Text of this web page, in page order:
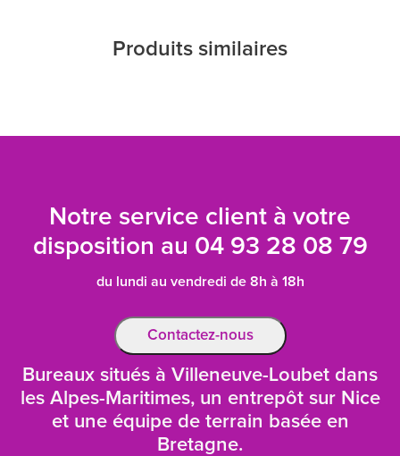
Produits similaires
Notre service client à votre
disposition au 04 93 28 08 79
du lundi au vendredi de 8h à 18h
Contactez-nous
Bureaux situés à Villeneuve-Loubet dans
les Alpes-Maritimes, un entrepôt sur Nice
et une équipe de terrain basée en
Bretagne.